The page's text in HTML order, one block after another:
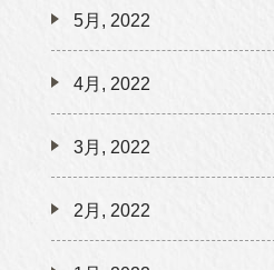
5月, 2022
4月, 2022
3月, 2022
2月, 2022